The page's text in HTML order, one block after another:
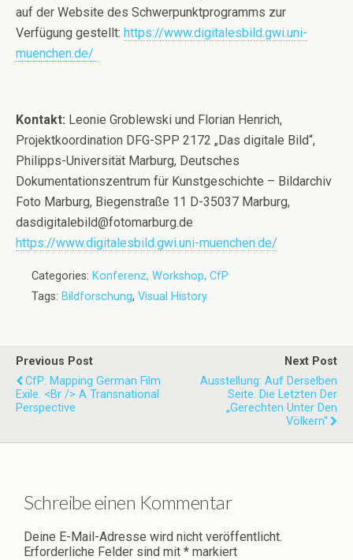
auf der Website des Schwerpunktprogramms zur
Verfügung gestellt: https://www.digitalesbild.gwi.uni-
muenchen.de/
Kontakt: Leonie Groblewski und Florian Henrich,
Projektkoordination DFG-SPP 2172 „Das digitale Bild“,
Philipps-Universität Marburg, Deutsches
Dokumentationszentrum für Kunstgeschichte – Bildarchiv
Foto Marburg, Biegenstraße 11 D-35037 Marburg,
dasdigitalebild@fotomarburg.de
https://www.digitalesbild.gwi.uni-muenchen.de/
Categories: Konferenz, Workshop, CfP
Tags: Bildforschung, Visual History
Previous Post
CfP: Mapping German Film
Exile. <br /> A Transnational
Perspective
Next Post
Ausstellung: Auf Derselben
Seite. Die Letzten Der
„Gerechten Unter Den
Völkern“
Schreibe einen Kommentar
Deine E-Mail-Adresse wird nicht veröffentlicht.
Erforderliche Felder sind mit * markiert